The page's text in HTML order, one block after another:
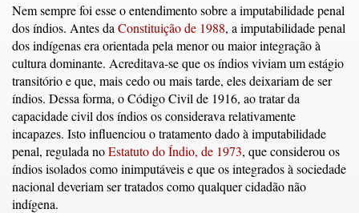
Nem sempre foi esse o entendimento sobre a imputabilidade penal
dos índios. Antes da Constituição de 1988, a imputabilidade penal
dos indígenas era orientada pela menor ou maior integração à
cultura dominante. Acreditava-se que os índios viviam um estágio
transitório e que, mais cedo ou mais tarde, eles deixariam de ser
índios. Dessa forma, o Código Civil de 1916, ao tratar da
capacidade civil dos índios os considerava relativamente
incapazes. Isto influenciou o tratamento dado à imputabilidade
penal, regulada noEstatuto do Índio, de 1973, que considerou os
índios isolados como inimputáveis e que os integrados à sociedade
nacional deveriam ser tratados como qualquer cidadão não
indígena.